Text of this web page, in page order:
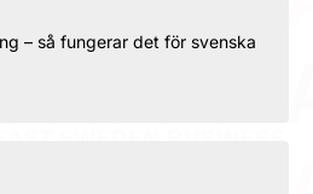
– så fungerar det för svenska